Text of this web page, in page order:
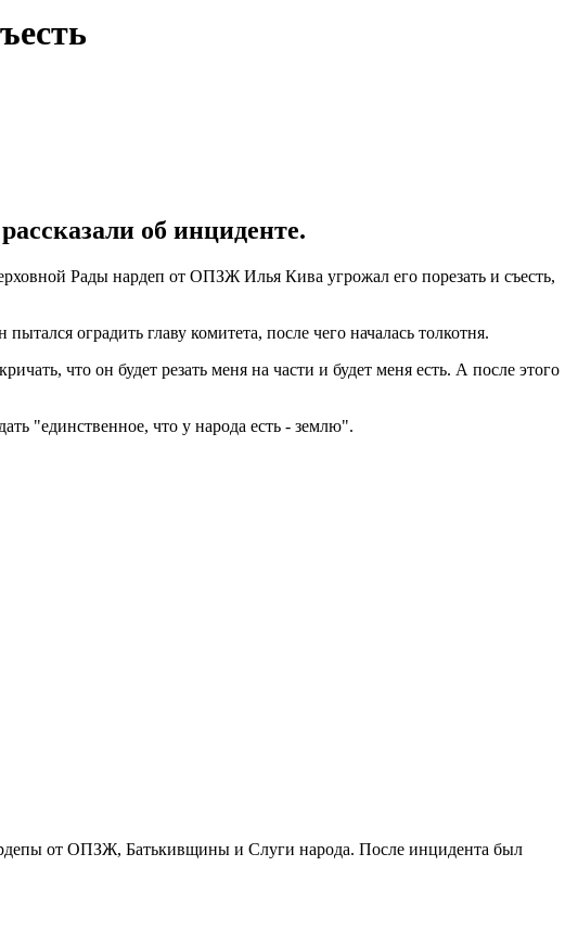
об инциденте.
Рады нардеп от ОПЗЖ Илья Кива угрожал его порезать и съесть,
оградить главу комитета, после чего началась толкотня.
что он будет резать меня на части и будет меня есть. А после этого
"единственное, что у народа есть - землю".
от ОПЗЖ, Батькивщины и Слуги народа. После инцидента был